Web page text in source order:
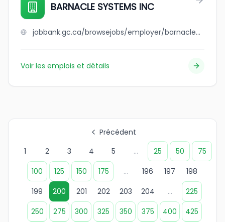
BARNACLE SYSTEMS INC
jobbank.gc.ca/browsejobs/employer/barnacle+systems+inc/ca
Voir les emplois et détails
Précédent
1
2 3 4 5 ... 25 50
75
100
125 150 175 ... 196 197
198
199
200 201 202 203 204 ...
225
250
275 300 325 350 375 400 425